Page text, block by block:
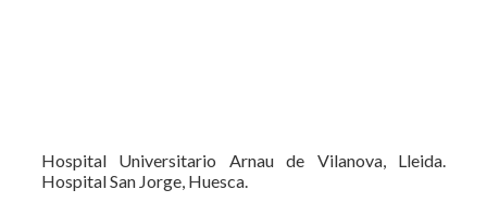
Hospital Universitario Arnau de Vilanova, Lleida.
Hospital San Jorge, Huesca.